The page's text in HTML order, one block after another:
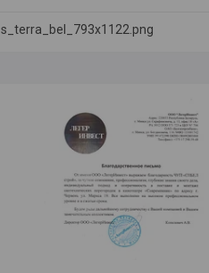
s_terra_bel_793x1122.png